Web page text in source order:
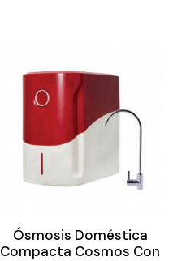
Ósmosis Doméstica
Compacta Cosmos Con